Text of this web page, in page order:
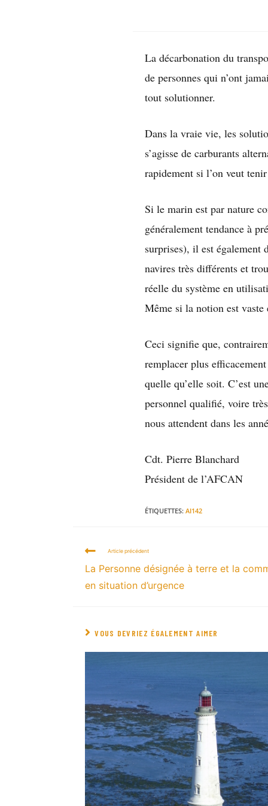
La décarbonation du
de personnes qui n’ont
tout solutionner.
Dans la vraie vie, les
s’agisse de carburants
rapidement si l’on veut
Si le marin est par nature
généralement tendance à
surprises), il est également
navires très différents et
réelle du système en
Même si la notion est
Ceci signifie que,
remplacer plus
quelle qu’elle soit. C’est
personnel qualifié, voire
nous attendent dans les
Cdt. Pierre Blanchard
Président de l’AFCAN
ÉTIQUETTES: AI142
Article précédent
La Personne désignée à terre et la
en situation d’urgence
VOUS DEVRIEZ ÉGALEMENT AIMER